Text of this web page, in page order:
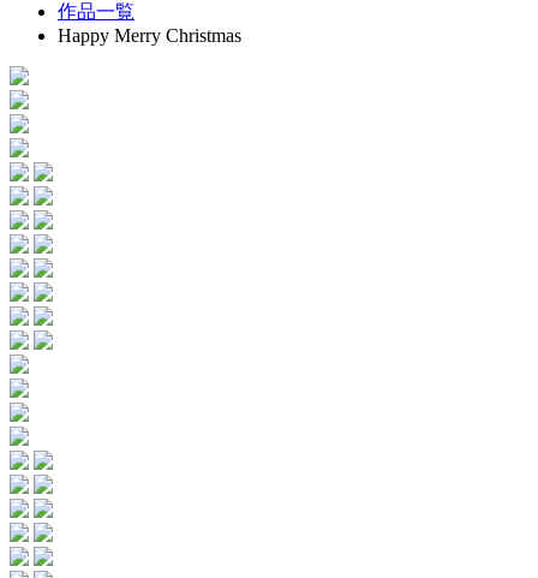
作品一覧
Happy Merry Christmas